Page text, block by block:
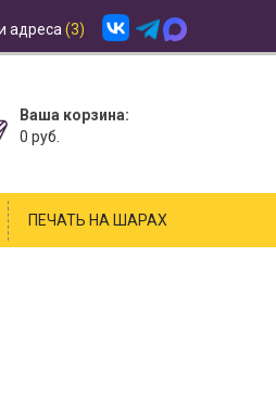
адреса (3)
Ваша корзина:
0 руб.
ПЕЧАТЬ НА ШАРАХ